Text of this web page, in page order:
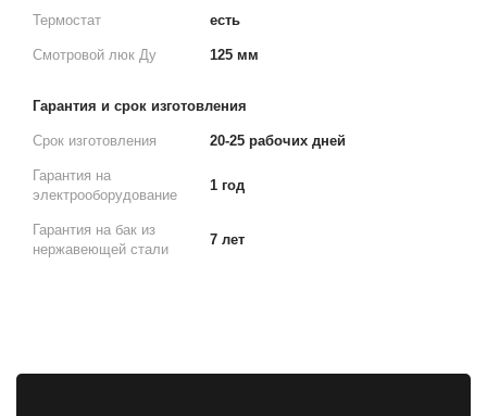
Термостат есть
Смотровой люк Ду 125 мм
Гарантия и срок изготовления
Срок изготовления 20-25 рабочих дней
Гарантия на
электрооборудование
1 год
Гарантия на бак из
нержавеющей стали
7 лет